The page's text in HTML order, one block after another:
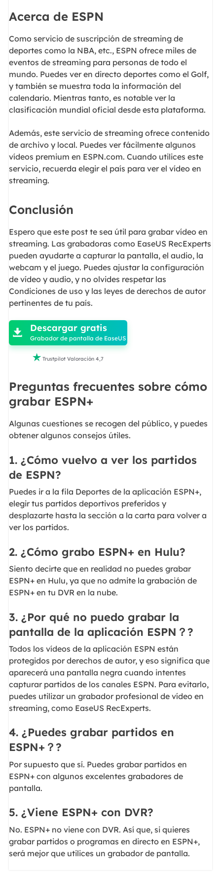
Acerca de ESPN
Como servicio de suscripción de streaming de
deportes como la NBA, etc., ESPN ofrece miles de
eventos de streaming para personas de todo el
mundo. Puedes ver en directo deportes como el Golf,
y también se muestra toda la información del
calendario. Mientras tanto, es notable ver la
clasificación mundial oficial desde esta plataforma.
Además, este servicio de streaming ofrece contenido
de archivo y local. Puedes ver fácilmente algunos
vídeos premium en ESPN.com. Cuando utilices este
servicio, recuerda elegir el país para ver el vídeo en
streaming.
Conclusión
Espero que este post te sea útil para grabar vídeo en
streaming. Las grabadoras como EaseUS RecExperts
pueden ayudarte a capturar la pantalla, el audio, la
webcam y el juego. Puedes ajustar la configuración
de vídeo y audio, y no olvides respetar las
Condiciones de uso y las leyes de derechos de autor
pertinentes de tu país.

 Descargar gratis
Grabador de pantalla de EaseUS
 Trustpilot Valoración 4,7
Preguntas frecuentes sobre cómo
grabar ESPN+
Algunas cuestiones se recogen del público, y puedes
obtener algunos consejos útiles.
1. ¿Cómo vuelvo a ver los partidos
de ESPN?
Puedes ir a la fila Deportes de la aplicación ESPN+,
elegir tus partidos deportivos preferidos y
desplazarte hasta la sección a la carta para volver a
ver los partidos.
2. ¿Cómo grabo ESPN+ en Hulu?
Siento decirte que en realidad no puedes grabar
ESPN+ en Hulu, ya que no admite la grabación de
ESPN+ en tu DVR en la nube.
3. ¿Por qué no puedo grabar la
pantalla de la aplicación ESPN？?
Todos los vídeos de la aplicación ESPN están
protegidos por derechos de autor, y eso significa que
aparecerá una pantalla negra cuando intentes
capturar partidos de los canales ESPN. Para evitarlo,
puedes utilizar un grabador profesional de vídeo en
streaming, como EaseUS RecExperts.
4. ¿Puedes grabar partidos en
ESPN+？?
Por supuesto que sí. Puedes grabar partidos en
ESPN+ con algunos excelentes grabadores de
pantalla.
5. ¿Viene ESPN+ con DVR?
No. ESPN+ no viene con DVR. Así que, si quieres
grabar partidos o programas en directo en ESPN+,
será mejor que utilices un grabador de pantalla.